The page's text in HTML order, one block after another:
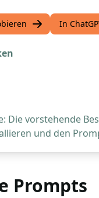
In
Die vorstehende
und den
Prompts